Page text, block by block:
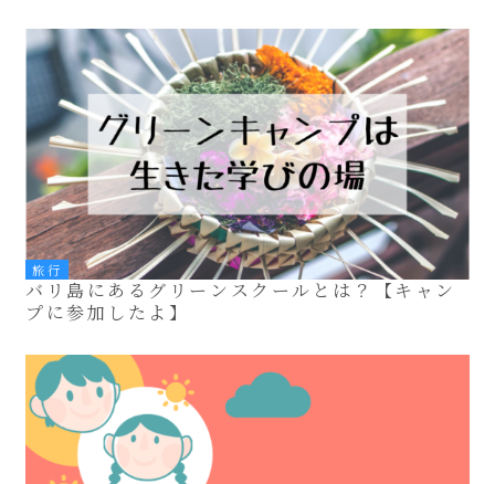
旅行
バリ島にあるグリーンスクールとは？【キャン
プに参加したよ】